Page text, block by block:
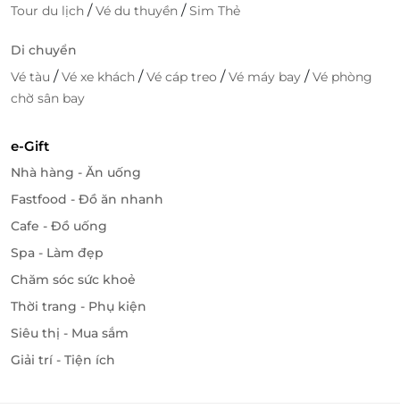
Tour du lịch /Vé du thuyền /Sim Thẻ
Di chuyển
Vé tàu /Vé xe khách /Vé cáp treo /Vé máy bay /Vé phòng
chờ sân bay
e-Gift
Nhà hàng - Ăn uống
Fastfood - Đồ ăn nhanh
Cafe - Đồ uống
Spa - Làm đẹp
Chăm sóc sức khoẻ
Thời trang - Phụ kiện
Siêu thị - Mua sắm
Giải trí - Tiện ích